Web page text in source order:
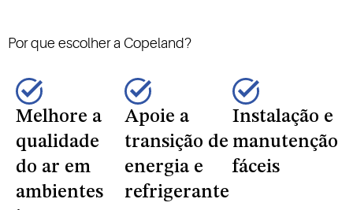
Por que escolher a Copeland?
Melhore a
qualidade
do ar em
ambientes
Apoie a
transição de
energia e
refrigerante
Instalação e
manutenção
fáceis